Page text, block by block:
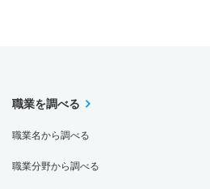
職業を調べる
職業名から調べる
職業分野から調べる